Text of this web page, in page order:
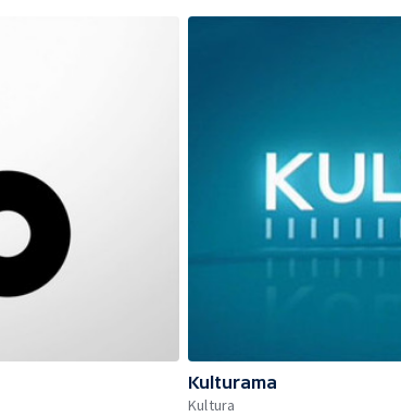
Kulturama
Kultura